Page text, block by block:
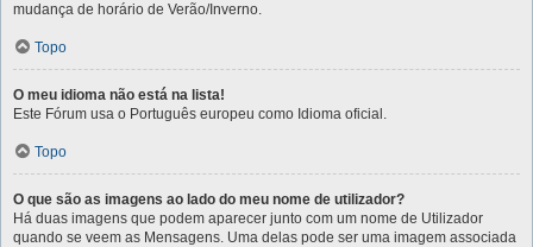
mudança de horário de Verão/Inverno.
Topo
O meu idioma não está na lista!
Este Fórum usa o Português europeu como Idioma oficial.
Topo
O que são as imagens ao lado do meu nome de utilizador?
Há duas imagens que podem aparecer junto com um nome de Utilizador
quando se veem as Mensagens. Uma delas pode ser uma imagem associada